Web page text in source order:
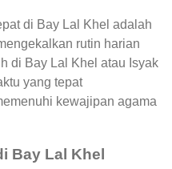
di Bay Lal Khel adalah
rutin harian
di Bay Lal Khel atau Isyak
yang tepat
kewajipan agama
Bay Lal Khel